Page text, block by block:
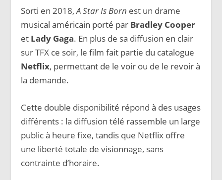
Sorti en 2018,A Star Is Born est un drame
musical américain porté par Bradley Cooper
et Lady Gaga. En plus de sa diffusion en clair
sur TFX ce soir, le film fait partie du catalogue
Netflix, permettant de le voir ou de le revoir à
la demande.
Cette double disponibilité répond à des usages
différents : la diffusion télé rassemble un large
public à heure fixe, tandis que Netflix offre
une liberté totale de visionnage, sans
contrainte d’horaire.